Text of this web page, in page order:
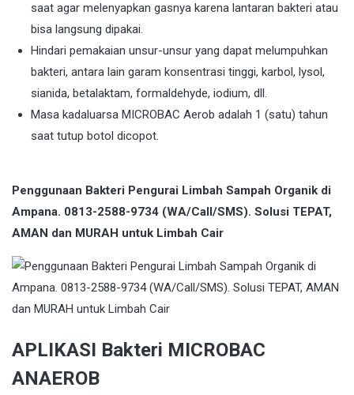
saat agar melenyapkan gasnya karena lantaran bakteri atau
bisa langsung dipakai.
Hindari pemakaian unsur-unsur yang dapat melumpuhkan
bakteri, antara lain garam konsentrasi tinggi, karbol, lysol,
sianida, betalaktam, formaldehyde, iodium, dll.
Masa kadaluarsa MICROBAC Aerob adalah 1 (satu) tahun
saat tutup botol dicopot.
Penggunaan Bakteri Pengurai Limbah Sampah Organik di
Ampana. 0813-2588-9734 (WA/Call/SMS). Solusi TEPAT,
AMAN dan MURAH untuk Limbah Cair
APLIKASI Bakteri MICROBAC
ANAEROB